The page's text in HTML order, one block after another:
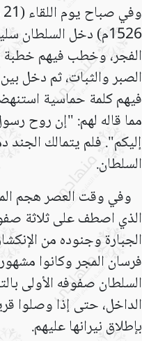
1526م) دخل
الفجر، وخطب فيهم خطبة
الصبر والثبات، ثم دخل
فيهم كلمة حماسية
مما قاله لهم: "إن روح
إليكم". فلم يتمالك الجند
السلطان.
وفي وقت العصر هجم
الذي اصطف على ثلاثة
الجبارة وجنوده من
فرسان المجر وكانوا
السلطان صفوفه الأولى
الداخل، حتى إذا وصلوا
بإطلاق نيرانها عليهم.